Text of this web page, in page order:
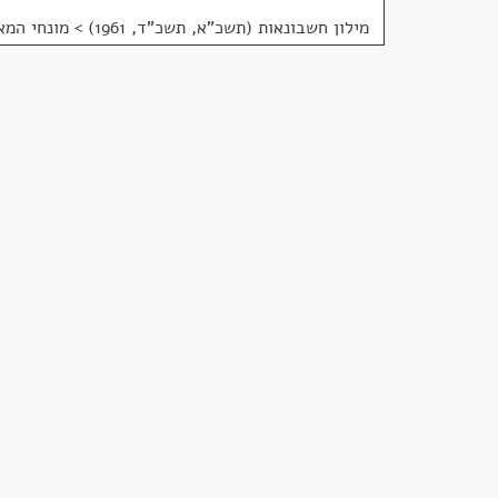
מילון חשבונאות (תשכ"א, תשכ"ד, 1961)
> מונחי